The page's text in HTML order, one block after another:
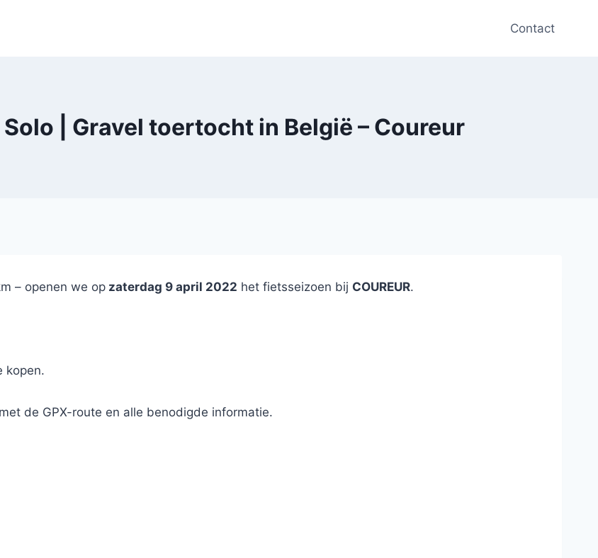
Contact
Solo | Gravel toertocht in België – Coureur
– openen we op zaterdag 9 april 2022 het fietsseizoen bij COUREUR.
kopen.
de GPX-route en alle benodigde informatie.